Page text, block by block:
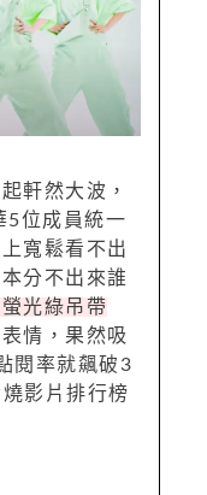
軒然大波，
5位成員統一
上寬鬆看不出
分不出來誰
光綠吊帶
情，果然吸
閱率就飆破3
影片排行榜